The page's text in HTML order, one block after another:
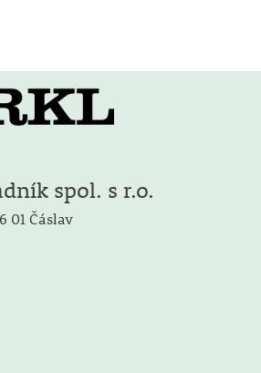
spol. s r.o.
01 Čáslav